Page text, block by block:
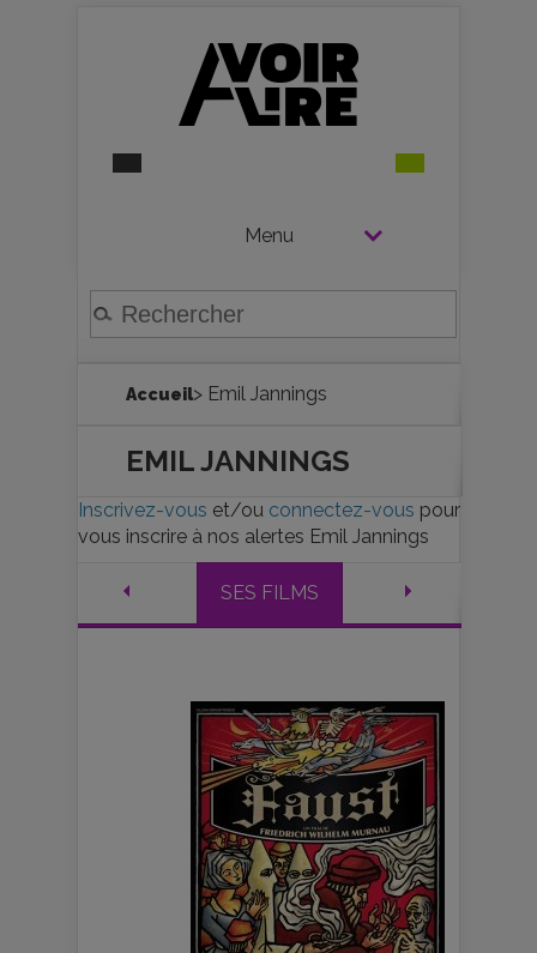
Menu
Accueil> Emil Jannings
EMIL JANNINGS
Inscrivez-vous et/ou connectez-vous pour
vous inscrire à nos alertes Emil Jannings
SES FILMS